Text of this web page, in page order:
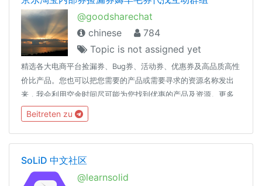
@goodsharechat
chinese
784
Topic is not assigned yet
精选各大电商平台捡漏券、Bug券、活动券、优惠券及高品质高性
价比产品。您也可以把您需要的产品或需要寻求的资源名称发出
来，我会利用空余时间尽可能为您找到优惠的产品及资源。更多
资源见：优选资源频道 https://t.me/valueshare【注】本群组只
接受有资源需求询问或讨论，不涉及政治、宗教、文化及友商等
话题，对具有发布不当言论或资源的情况，群主可以不警示直接
Beitreten zu
SoLiD 中文社区
@learnsolid